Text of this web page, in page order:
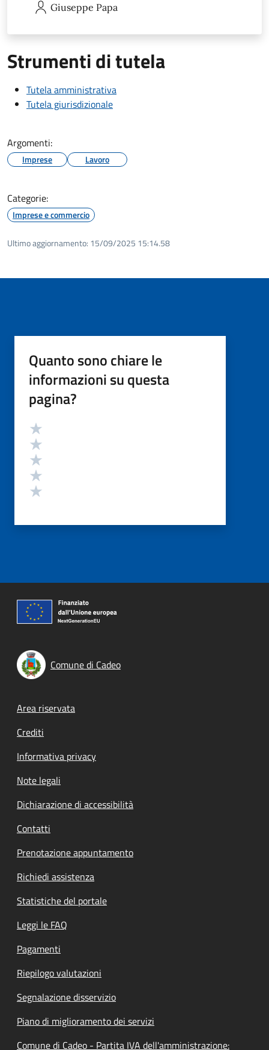
Giuseppe Papa
Strumenti di tutela
Tutela amministrativa
Tutela giurisdizionale
Argomenti:
Imprese Lavoro
Categorie:
Imprese e commercio
Ultimo aggiornamento: 15/09/2025 15:14.58
Quanto sono chiare le
informazioni su questa
pagina?
Valutazione
Comune di Cadeo
Footer menu
Area riservata
Crediti
Informativa privacy
Note legali
Dichiarazione di accessibilità
Contatti
Prenotazione appuntamento
Richiedi assistenza
Statistiche del portale
Leggi le FAQ
Pagamenti
Riepilogo valutazioni
Segnalazione disservizio
Piano di miglioramento dei servizi
Comune di Cadeo - Partita IVA dell'amministrazione: